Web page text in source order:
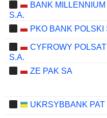
BANK MILLENNIUM
S.A.
PKO BANK POLSKI
CYFROWY POLSAT
S.A.
ZE PAK SA
UKRSYBBANK PAT